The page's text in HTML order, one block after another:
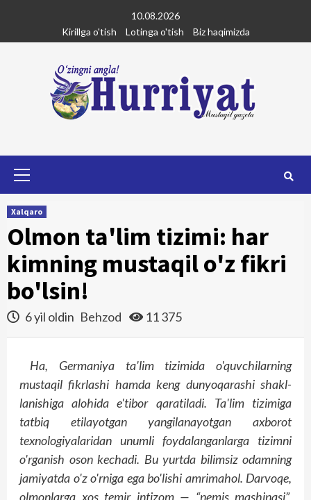
content
10.08.2026
Kirillga o'tish
Lotinga o'tish Biz haqimizda
Xalqaro
Olmon ta'lim tizimi: har
kimning mustaqil o'z fikri
bo'lsin!
6 yil oldin Behzod 11 375
Ha, Germaniya ta'lim tizimida o'quvchilarning
mustaqil fikrlashi hamda keng dunyoqarashi shakl­
lanishiga alohida e'tibor qaratiladi. Ta'lim tizimiga
tatbiq etilayotgan yangilanayotgan axborot
texnologiyalaridan unumli foydalanganlarga tizimni
o'rganish oson kechadi. Bu yurtda bilimsiz odamning
jamiyatda o'z o'rniga ega bo'lishi amrimahol. Darvoqe,
olmonlarga xos temir intizom — “nemis mashinasi”,